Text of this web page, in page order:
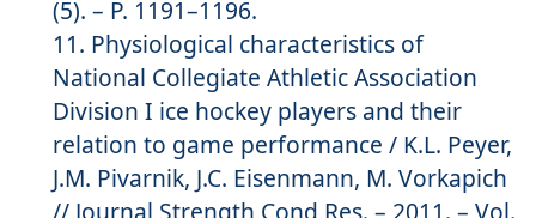
(5). – P. 1191–1196.
Physiological characteristics of
National Collegiate Athletic Association
Division I ice hockey players and their
relation to game performance / K.L. Peyer,
J.M. Pivarnik, J.C. Eisenmann, M. Vorkapich
// Journal Strength Cond Res. – 2011. – Vol.